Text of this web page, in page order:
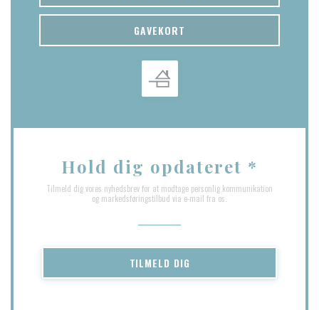
GAVEKORT
Hold dig opdateret *
Tilmeld dig vores nyhedsbrev for at modtage personlig kommunikation
og markedsføringstilbud via e-mail fra os.
TILMELD DIG